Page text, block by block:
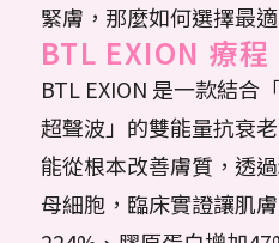
緊膚，那麼如何選擇最
BTL EXION 療程
BTL EXION 是一款結合
超聲波」的雙能量抗衰
能從根本改善膚質，透
母細胞，臨床實證讓肌